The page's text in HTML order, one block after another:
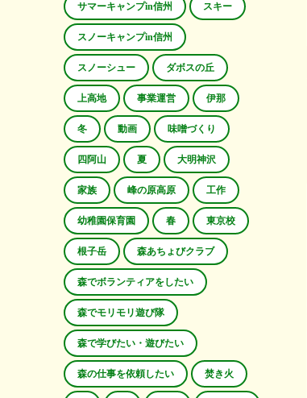
サマーキャンプin信州 スキー
スノーキャンプin信州
スノーシュー ダボスの丘
上高地 事業運営 伊那
冬 動画 味噌づくり
四阿山 夏 大明神沢
家族 峰の原高原 工作
幼稚園保育園 春 東京校
根子岳 森あちょびクラブ
森でボランティアをしたい
森でモリモリ遊び隊
森で学びたい・遊びたい
森の仕事を依頼したい 焚き火